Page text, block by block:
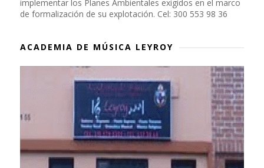
implementar los Planes Ambientales exigidos en el marco
de formalización de su explotación. Cel: 300 553 98 36
ACADEMIA DE MÚSICA LEYROY